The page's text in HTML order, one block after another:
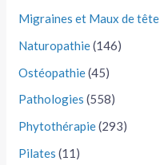
Migraines et Maux de tête
Naturopathie(146)
Ostéopathie(45)
Pathologies (558)
Phytothérapie(293)
Pilates (11)